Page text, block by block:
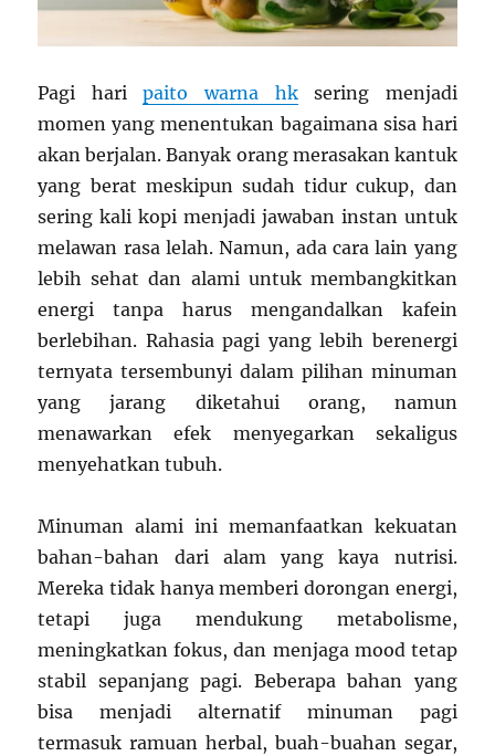
Pagi haripaito warna hksering menjadi
momen yang menentukan bagaimana sisa hari
akan berjalan. Banyak orang merasakan kantuk
yang berat meskipun sudah tidur cukup, dan
sering kali kopi menjadi jawaban instan untuk
melawan rasa lelah. Namun, ada cara lain yang
lebih sehat dan alami untuk membangkitkan
energi tanpa harus mengandalkan kafein
berlebihan. Rahasia pagi yang lebih berenergi
ternyata tersembunyi dalam pilihan minuman
yang jarang diketahui orang, namun
menawarkan efek menyegarkan sekaligus
menyehatkan tubuh.
Minuman alami ini memanfaatkan kekuatan
bahan-bahan dari alam yang kaya nutrisi.
Mereka tidak hanya memberi dorongan energi,
tetapi juga mendukung metabolisme,
meningkatkan fokus, dan menjaga mood tetap
stabil sepanjang pagi. Beberapa bahan yang
bisa menjadi alternatif minuman pagi
termasuk ramuan herbal, buah-buahan segar,